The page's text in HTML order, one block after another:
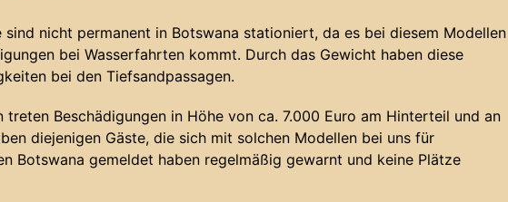
sind nicht permanent in Botswana stationiert, da es bei diesem Modellen
bei Wasserfahrten kommt. Durch das Gewicht haben diese
bei den Tiefsandpassagen.
treten Beschädigungen in Höhe von ca. 7.000 Euro am Hinterteil und an
diejenigen Gäste, die sich mit solchen Modellen bei uns für
Botswana gemeldet haben regelmäßig gewarnt und keine Plätze